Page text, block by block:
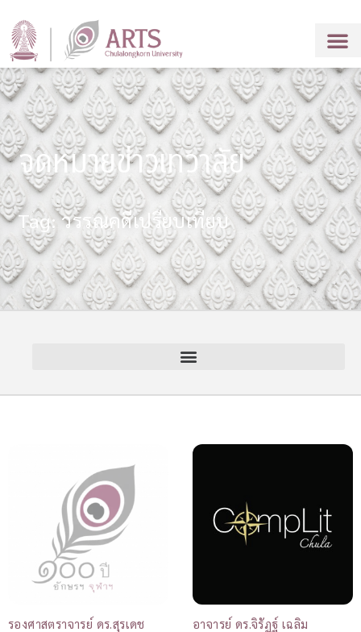
จดหมายข่าวเทวาลัย
Tag: วรรณคดีเปรียบเทียบ
รองศาสตราจารย์ ดร.สุรเดช
อาจารย์ ดร.จิรัฏฐ์ เฉลิม